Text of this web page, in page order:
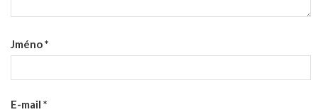
Jméno*
E-mail *